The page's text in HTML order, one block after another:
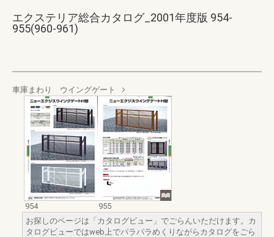
エクステリア総合カタログ_2001年度版 954-
955(960-961)
車庫まわり ウイングゲート
954
955
お探しのページは「カタログビュー」でごらんいただけます。カ
タログビューではweb上でパラパラめくりながらカタログをごら